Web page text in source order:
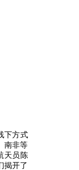
下方式
南非等
天员陈
揭开了